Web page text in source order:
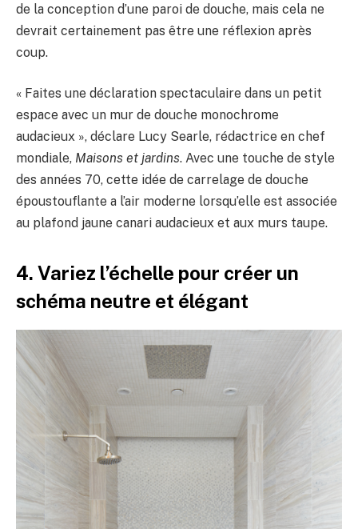
de la conception d’une paroi de douche, mais cela ne
devrait certainement pas être une réflexion après
coup.
« Faites une déclaration spectaculaire dans un petit
espace avec un mur de douche monochrome
audacieux », déclare Lucy Searle, rédactrice en chef
mondiale, Maisons et jardins. Avec une touche de style
des années 70, cette idée de carrelage de douche
époustouflante a l’air moderne lorsqu’elle est associée
au plafond jaune canari audacieux et aux murs taupe.
4. Variez l’échelle pour créer un
schéma neutre et élégant